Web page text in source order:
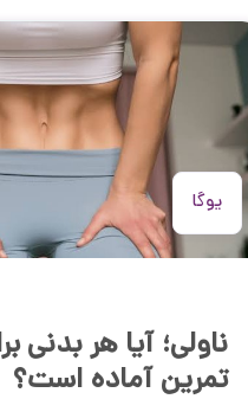
یوگا
ناولی؛ آیا هر بدنی
تمرین آماده است؟